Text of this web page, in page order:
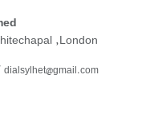
,London
dialsylhet@gmail.com